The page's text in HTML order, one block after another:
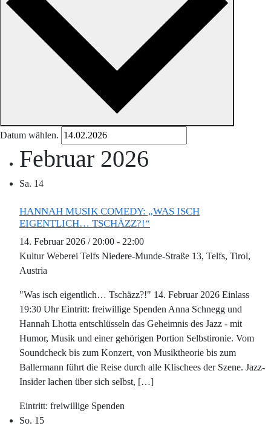
Datum wählen.
Februar 2026
Sa. 14
HANNAH MUSIK COMEDY: „WAS ISCH
EIGENTLICH… TSCHÄZZ?!“
14. Februar 2026 / 20:00 - 22:00
Kultur Weberei Telfs Niedere-Munde-Straße 13, Telfs, Tirol,
Austria
"Was isch eigentlich… Tschäzz?!" 14. Februar 2026 Einlass
19:30 Uhr Eintritt: freiwillige Spenden Anna Schnegg und
Hannah Lhotta entschlüsseln das Geheimnis des Jazz - mit
Humor, Musik und einer gehörigen Portion Selbstironie. Vom
Soundcheck bis zum Konzert, von Musiktheorie bis zum
Ballermann führt die Reise durch alle Klischees der Szene. Jazz-
Insider lachen über sich selbst, […]
freiwillige Spenden
So. 15